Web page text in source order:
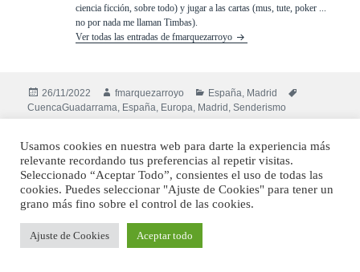
ciencia ficción, sobre todo) y jugar a las cartas (mus, tute, poker ...
no por nada me llaman Timbas).
Ver todas las entradas de fmarquezarroyo
Publicado
el
26/11/2022 Autor
fmarquezarroyo Categorías
España, Madrid
CuencaGuadarrama, España, Europa, Madrid ,Senderismo
Deja una respuesta
Tu dirección de correo electrónico no será publicada.
COMENTARIO*
Usamos cookies en nuestra web para darte la experiencia más
relevante recordando tus preferencias al repetir visitas.
Seleccionado “Aceptar Todo”, consientes el uso de todas las
cookies. Puedes seleccionar "Ajuste de Cookies" para tener un
grano más fino sobre el control de las cookies.
Ajuste de Cookies Aceptar todo